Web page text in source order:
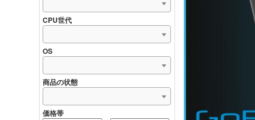
CPU世代
OS
商品の状態
価格帯